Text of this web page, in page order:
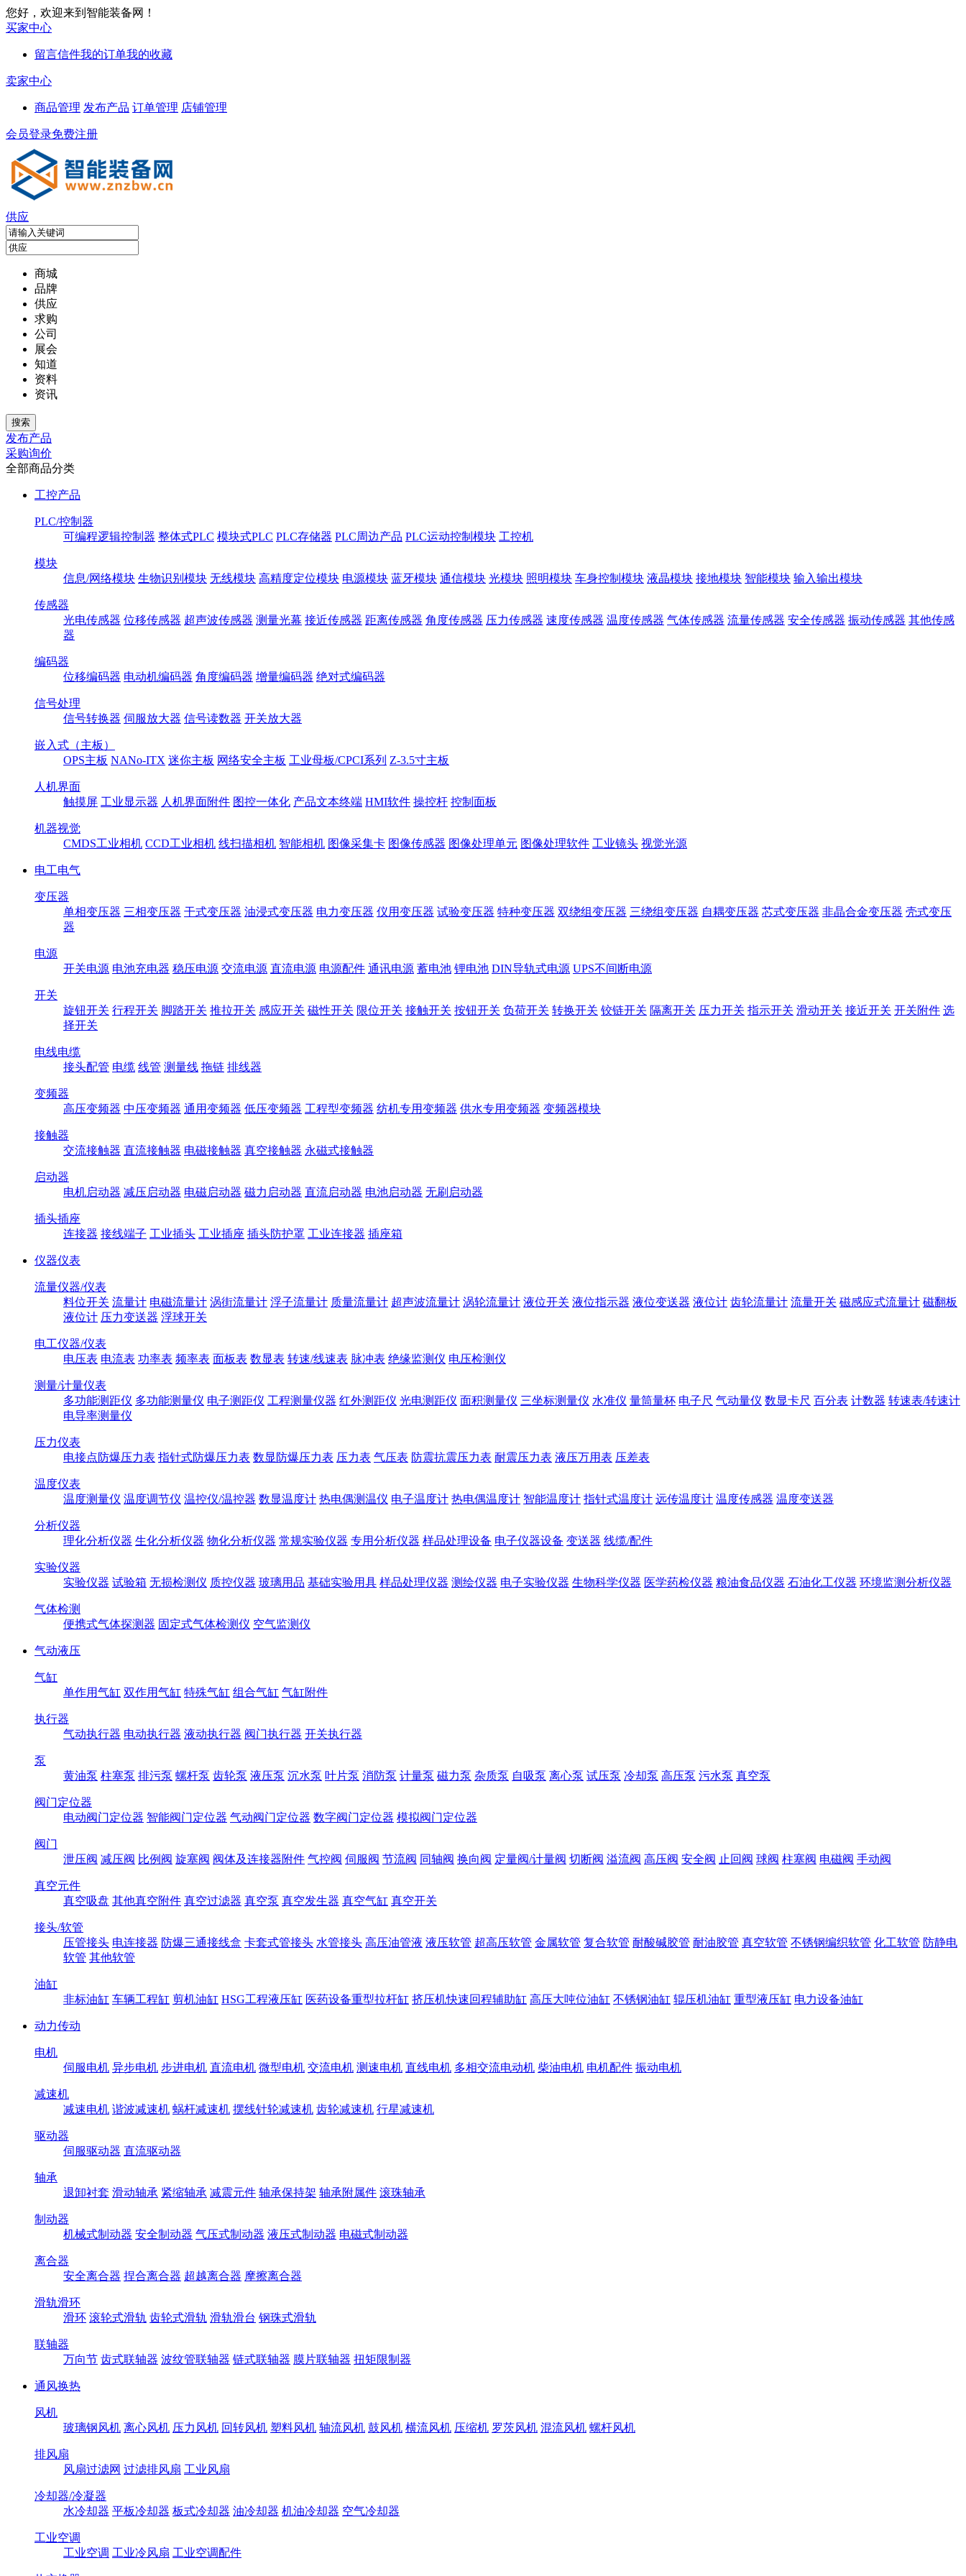
您好，欢迎来到智能装备网！
买家中心
留言信件我的订单我的收藏
卖家中心
商品管理 发布产品 订单管理 店铺管理
会员登录免费注册
供应
商城
品牌
供应
求购
公司
展会
知道
资料
资讯
发布产品
采购询价
全部商品分类
工控产品
PLC/控制器
可编程逻辑控制器 整体式PLC 模块式PLC PLC存储器 PLC周边产品 PLC运动控制模块 工控机
模块
信息/网络模块 生物识别模块 无线模块 高精度定位模块 电源模块 蓝牙模块 通信模块 光模块 照明模块 车身控制模块 液晶模块 接地模块 智能模块 输入输出模块
传感器
光电传感器 位移传感器 超声波传感器 测量光幕 接近传感器 距离传感器 角度传感器 压力传感器 速度传感器 温度传感器 气体传感器 流量传感器 安全传感器 振动传感器 其他传感
器
编码器
位移编码器 电动机编码器 角度编码器 增量编码器 绝对式编码器
信号处理
信号转换器 伺服放大器 信号读数器 开关放大器
嵌入式（主板）
OPS主板 NANo-ITX 迷你主板 网络安全主板 工业母板/CPCI系列 Z-3.5寸主板
人机界面
触摸屏 工业显示器 人机界面附件 图控一体化 产品文本终端 HMI软件 操控杆 控制面板
机器视觉
CMDS工业相机 CCD工业相机 线扫描相机 智能相机 图像采集卡 图像传感器 图像处理单元 图像处理软件 工业镜头 视觉光源
电工电气
变压器
单相变压器 三相变压器 干式变压器 油浸式变压器 电力变压器 仪用变压器 试验变压器 特种变压器 双绕组变压器 三绕组变压器 自耦变压器 芯式变压器 非晶合金变压器 壳式变压
器
电源
开关电源 电池充电器 稳压电源 交流电源 直流电源 电源配件 通讯电源 蓄电池 锂电池 DIN导轨式电源 UPS不间断电源
开关
旋钮开关 行程开关 脚踏开关 推拉开关 感应开关 磁性开关 限位开关 接触开关 按钮开关 负荷开关 转换开关 铰链开关 隔离开关 压力开关 指示开关 滑动开关 接近开关 开关附件 选
择开关
电线电缆
接头配管 电缆 线管 测量线 拖链 排线器
变频器
高压变频器 中压变频器 通用变频器 低压变频器 工程型变频器 纺机专用变频器 供水专用变频器 变频器模块
接触器
交流接触器 直流接触器 电磁接触器 真空接触器 永磁式接触器
启动器
电机启动器 减压启动器 电磁启动器 磁力启动器 直流启动器 电池启动器 无刷启动器
插头插座
连接器 接线端子 工业插头 工业插座 插头防护罩 工业连接器 插座箱
仪器仪表
流量仪器/仪表
料位开关 流量计 电磁流量计 涡街流量计 浮子流量计 质量流量计 超声波流量计 涡轮流量计 液位开关 液位指示器 液位变送器 液位计 齿轮流量计 流量开关 磁感应式流量计 磁翻板
液位计 压力变送器 浮球开关
电工仪器/仪表
电压表 电流表 功率表 频率表 面板表 数显表 转速/线速表 脉冲表 绝缘监测仪 电压检测仪
测量/计量仪表
多功能测距仪 多功能测量仪 电子测距仪 工程测量仪器 红外测距仪 光电测距仪 面积测量仪 三坐标测量仪 水准仪 量筒量杯 电子尺 气动量仪 数显卡尺 百分表 计数器 转速表/转速计
电导率测量仪
压力仪表
电接点防爆压力表 指针式防爆压力表 数显防爆压力表 压力表 气压表 防震抗震压力表 耐震压力表 液压万用表 压差表
温度仪表
温度测量仪 温度调节仪 温控仪/温控器 数显温度计 热电偶测温仪 电子温度计 热电偶温度计 智能温度计 指针式温度计 远传温度计 温度传感器 温度变送器
分析仪器
理化分析仪器 生化分析仪器 物化分析仪器 常规实验仪器 专用分析仪器 样品处理设备 电子仪器设备 变送器 线缆/配件
实验仪器
实验仪器 试验箱 无损检测仪 质控仪器 玻璃用品 基础实验用具 样品处理仪器 测绘仪器 电子实验仪器 生物科学仪器 医学药检仪器 粮油食品仪器 石油化工仪器 环境监测分析仪器
气体检测
便携式气体探测器 固定式气体检测仪 空气监测仪
气动液压
气缸
单作用气缸 双作用气缸 特殊气缸 组合气缸 气缸附件
执行器
气动执行器 电动执行器 液动执行器 阀门执行器 开关执行器
泵
黄油泵 柱塞泵 排污泵 螺杆泵 齿轮泵 液压泵 沉水泵 叶片泵 消防泵 计量泵 磁力泵 杂质泵 自吸泵 离心泵 试压泵 冷却泵 高压泵 污水泵 真空泵
阀门定位器
电动阀门定位器 智能阀门定位器 气动阀门定位器 数字阀门定位器 模拟阀门定位器
阀门
泄压阀 减压阀 比例阀 旋塞阀 阀体及连接器附件 气控阀 伺服阀 节流阀 同轴阀 换向阀 定量阀/计量阀 切断阀 溢流阀 高压阀 安全阀 止回阀 球阀 柱塞阀 电磁阀 手动阀
真空元件
真空吸盘 其他真空附件 真空过滤器 真空泵 真空发生器 真空气缸 真空开关
接头/软管
压管接头 电连接器 防爆三通接线盒 卡套式管接头 水管接头 高压油管液 液压软管 超高压软管 金属软管 复合软管 耐酸碱胶管 耐油胶管 真空软管 不锈钢编织软管 化工软管 防静电
软管 其他软管
油缸
非标油缸 车辆工程缸 剪机油缸 HSG工程液压缸 医药设备重型拉杆缸 挤压机快速回程辅助缸 高压大吨位油缸 不锈钢油缸 辊压机油缸 重型液压缸 电力设备油缸
动力传动
电机
伺服电机 异步电机 步进电机 直流电机 微型电机 交流电机 测速电机 直线电机 多相交流电动机 柴油电机 电机配件 振动电机
减速机
减速电机 谐波减速机 蜗杆减速机 摆线针轮减速机 齿轮减速机 行星减速机
驱动器
伺服驱动器 直流驱动器
轴承
退卸衬套 滑动轴承 紧缩轴承 减震元件 轴承保持架 轴承附属件 滚珠轴承
制动器
机械式制动器 安全制动器 气压式制动器 液压式制动器 电磁式制动器
离合器
安全离合器 捏合离合器 超越离合器 摩擦离合器
滑轨滑环
滑环 滚轮式滑轨 齿轮式滑轨 滑轨滑台 钢珠式滑轨
联轴器
万向节 齿式联轴器 波纹管联轴器 链式联轴器 膜片联轴器 扭矩限制器
通风换热
风机
玻璃钢风机 离心风机 压力风机 回转风机 塑料风机 轴流风机 鼓风机 横流风机 压缩机 罗茨风机 混流风机 螺杆风机
排风扇
风扇过滤网 过滤排风扇 工业风扇
冷却器/冷凝器
水冷却器 平板冷却器 板式冷却器 油冷却器 机油冷却器 空气冷却器
工业空调
工业空调 工业冷风扇 工业空调配件